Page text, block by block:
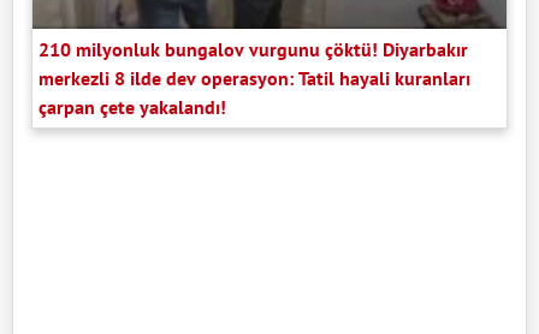
210 milyonluk bungalov vurgunu çöktü! Diyarbakır
merkezli 8 ilde dev operasyon: Tatil hayali kuranları
çarpan çete yakalandı!